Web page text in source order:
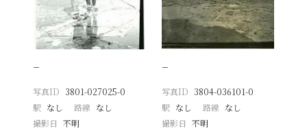
−
写真ID 3801-027025-0
駅 なし 路線 なし
撮影日
不明
−
写真ID 3804-036101-0
駅 なし 路線 なし
撮影日 不明